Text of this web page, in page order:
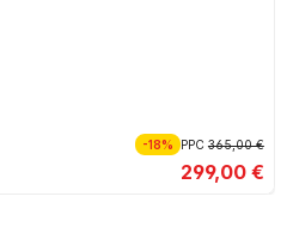
-18% PPC365,00 €
299,00 €